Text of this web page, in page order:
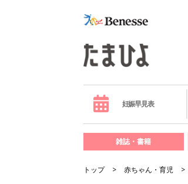
妊娠早見表
雑誌・書籍
トップ 赤ちゃん・育児